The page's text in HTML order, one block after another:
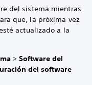
del sistema mientras
que, la próxima vez
actualizado a la
> Software del
del software